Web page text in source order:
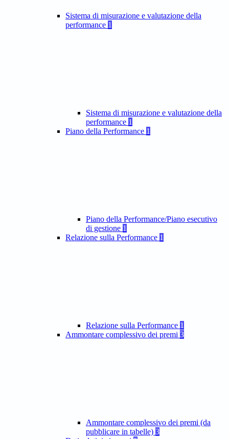
Sistema di misurazione e valutazione della
performance 1
Sistema di misurazione e valutazione della
performance 1
Piano della Performance 1
Piano della Performance/Piano esecutivo
di gestione 1
Relazione sulla Performance 1
Relazione sulla Performance 1
Ammontare complessivo dei premi 3
Ammontare complessivo dei premi (da
pubblicare in tabelle) 3